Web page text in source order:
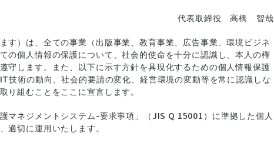
代表取締役 高橋 智哉
す）は、全ての事業（出版事業、教育事業、広告事業、環境ビジネ
の個人情報の保護について、社会的使命を十分に認識し、本人の権
守します。また、以下に示す方針を具現化するための個人情報保護
技術の動向、社会的要請の変化、経営環境の変動等を常に認識しな
り組むことをここに宣言します。
マネジメントシステム-要求事項」（JIS Q 15001）に準拠した個人
適切に運用いたします。